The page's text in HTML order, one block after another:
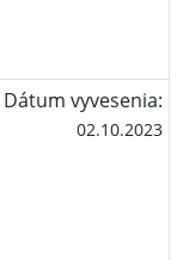
Dátum vyvesenia:
02.10.2023